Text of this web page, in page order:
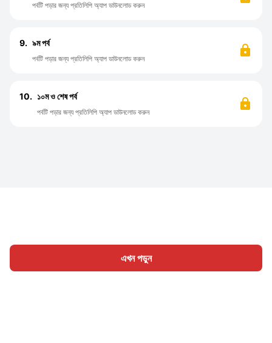
এখন পড়ুন
পর্বটি পড়ার জন্য প্রতিলিপি অ্যাপ ডাউনলোড করুন
9. ৯ম পর্ব
পর্বটি পড়ার জন্য প্রতিলিপি অ্যাপ ডাউনলোড করুন
10. ১০ম ও শেষ পর্ব
পর্বটি পড়ার জন্য প্রতিলিপি অ্যাপ ডাউনলোড করুন
হোম শ্রেণী লিখুন প্রবন্ধ সাইন ইন